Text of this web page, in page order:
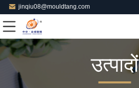
jinqiu08@mouldtang.com
उत्पादों